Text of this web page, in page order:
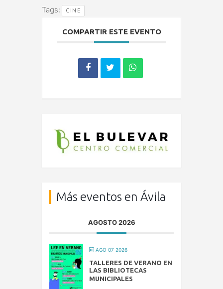
Tags: CINE
COMPARTIR ESTE EVENTO
Más eventos en Ávila
AGOSTO 2026
AGO 07 2026
TALLERES DE VERANO EN
LAS BIBLIOTECAS
MUNICIPALES